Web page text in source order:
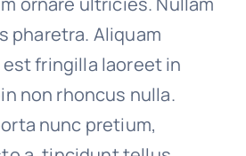
pharetra. Aliquam
fringilla laoreet in
non rhoncus nulla.
nunc pretium,